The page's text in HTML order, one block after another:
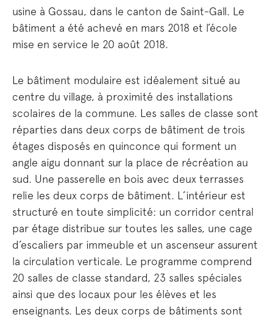
usine à Gossau, dans le canton de Saint-Gall. Le
bâtiment a été achevé en mars 2018 et l’école
mise en service le 20 août 2018.
Le bâtiment modulaire est idéalement situé au
centre du village, à proximité des installations
scolaires de la commune. Les salles de classe sont
réparties dans deux corps de bâtiment de trois
étages disposés en quinconce qui forment un
angle aigu donnant sur la place de récréation au
sud. Une passerelle en bois avec deux terrasses
relie les deux corps de bâtiment. L’intérieur est
structuré en toute simplicité: un corridor central
par étage distribue sur toutes les salles, une cage
d’escaliers par immeuble et un ascenseur assurent
la circulation verticale. Le programme comprend
20 salles de classe standard, 23 salles spéciales
ainsi que des locaux pour les élèves et les
enseignants. Les deux corps de bâtiments sont